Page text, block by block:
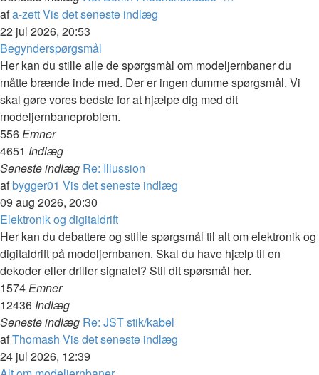
afa-zettVis det seneste indlæg
22 jul 2026, 20:53
Begynderspørgsmål
Her kan du stille alle de spørgsmål om modeljernbaner du
måtte brænde inde med. Der er ingen dumme spørgsmål. Vi
skal gøre vores bedste for at hjælpe dig med dit
modeljernbaneproblem.
556Emner
4651 Indlæg
Seneste indlæg Re: Illussion
afbygger01 Vis det seneste indlæg
09 aug 2026, 20:30
Elektronik og digitaldrift
Her kan du debattere og stille spørgsmål til alt om elektronik og
digitaldrift på modeljernbanen. Skal du have hjælp til en
dekoder eller driller signalet? Stil dit spørsmål her.
1574Emner
12436 Indlæg
Seneste indlæg Re: JST stik/kabel
afThomash Vis det seneste indlæg
24 jul 2026, 12:39